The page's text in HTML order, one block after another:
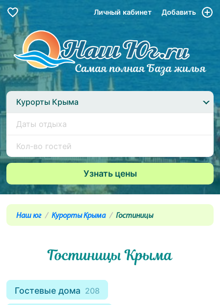
Личный кабинет Добавить
Курорты Крыма
Наш юг Курорты Крыма Гостиницы
Гостиницы Крыма
Гостевые дома 208